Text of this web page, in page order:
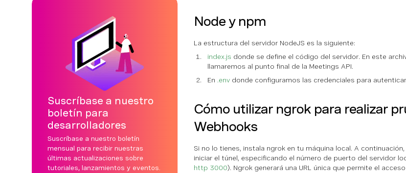
Suscríbase a nuestro
boletín para
desarrolladores
Suscríbase a nuestro boletín
mensual para recibir nuestras
últimas actualizaciones sobre
tutoriales, lanzamientos y eventos.
Node y npm
La estructura del servidor NodeJS es la siguiente:
index.js donde se define el código del servidor. En este
llamaremos al punto final de la Meetings API.
En .env donde configuramos las credenciales para
Cómo utilizar ngrok para realizar
Webhooks
Si no lo tienes, instala ngrok en tu máquina local. A
iniciar el túnel, especificando el número de puerto del servidor
http 3000). Ngrok generará una URL única que permite el